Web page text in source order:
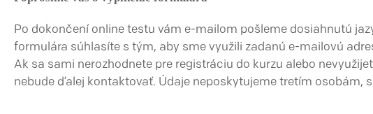
Po dokončení online testu vám e-mailom pošleme dosiahnutú
formulára súhlasíte s tým, aby sme využili zadanú e-mailovú
Ak sa sami nerozhodnete pre registráciu do kurzu alebo
nebude ďalej kontaktovať. Údaje neposkytujeme tretím osobám,